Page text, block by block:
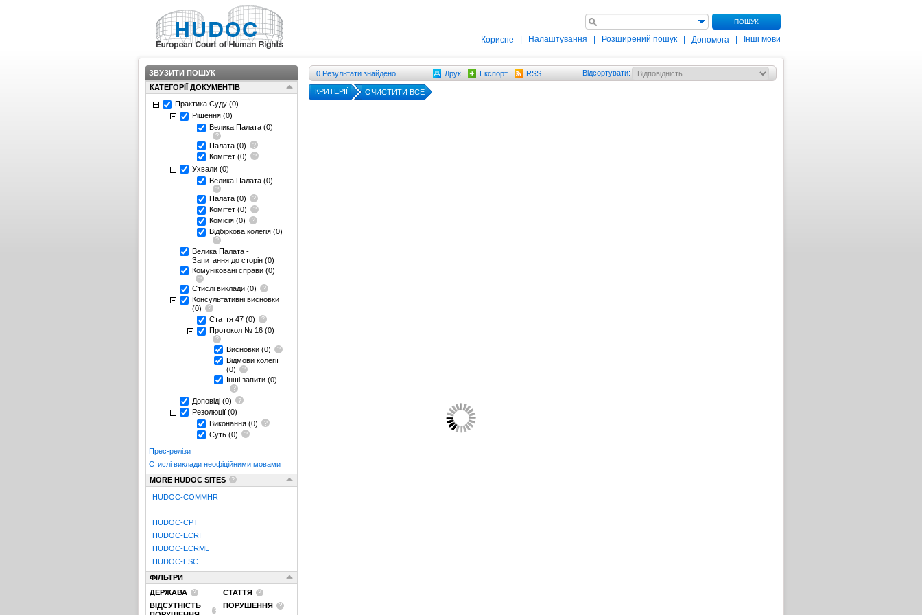
ПОШУК
Корисне Налаштування Розширений пошук Допомога Інші мови
ЗВУЗИТИ ПОШУК
КАТЕГОРІЇ ДОКУМЕНТІВ
Практика Суду (0)
Рішення (0)
Велика Палата (0)
Палата (0)
Комітет (0)
Ухвали (0)
Велика Палата (0)
Палата (0)
Комітет (0)
Комісія (0)
Відбіркова колегія (0)
Велика Палата -
Запитання до сторін (0)
Комуніковані справи (0)
Стислі виклади (0)
Консультативні висновки
(0)
Стаття 47 (0)
Протокол № 16 (0)
Висновки (0)
Відмови колегії
(0)
Інші запити (0)
Доповіді (0)
Резолюції (0)
Виконання (0)
Суть (0)
Прес-релізи
Стислі виклади неофіційними мовами
MORE HUDOC SITES
HUDOC-COMMHR
HUDOC-CPT
HUDOC-ECRI
HUDOC-ECRML
HUDOC-ESC
ФІЛЬТРИ
ДЕРЖАВА
СТАТТЯ
ВІДСУТНІСТЬ
ПОРУШЕННЯ
0 Результати знайдено Друк Експорт RSS Відсортувати:
КРИТЕРІЇ ОЧИСТИТИ ВСЕ